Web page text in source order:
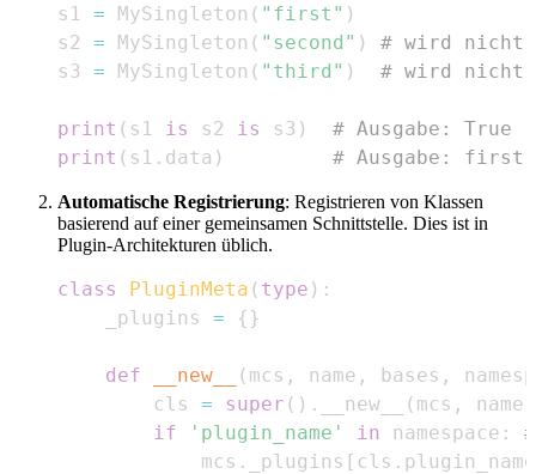
s1 = MySingleton ( "first" )
s2 = MySingleton ( "second" )
# wird
s3 = MySingleton ( "third" ) # wird
print ( s1 is s2 is s3 )
# Ausgabe: True
print ( s1 . data ) # Ausgabe: first
Automatische Registrierung: Registrieren von Klassen
basierend auf einer gemeinsamen Schnittstelle. Dies ist in
Plugin-Architekturen üblich.
class PluginMeta ( type ) :
    _plugins
= { }
def __new__ ( mcs , name , bases ,
        cls
= super ( ) . __new__ ( mcs , name
if
'plugin_name' in namespace :
            mcs
. _plugins [ cls . plugin_name